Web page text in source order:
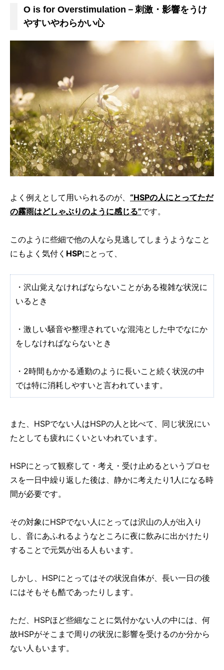
O is for Overstimulation－刺激・影響をうけ
やすいやわらかい心
よく例えとして用いられるのが、 “HSPの人にとってただ
の霧雨はどしゃぶりのように感じる”です。
このように些細で他の人なら見逃してしまうようなこと
にもよく気付く HSPにとって、
・沢山覚えなければならないことがある複雑な状況に
いるとき
・激しい騒音や整理されていな混沌とした中でなにか
をしなければならないとき
・2時間もかかる通勤のように長いこと続く状況の中
では特に消耗しやすいと言われています。
また、HSPでない人はHSPの人と比べて、同じ状況にい
たとしても疲れにくいといわれています。
HSPにとって観察して・考え・受け止めるというプロセ
スを一日中繰り返した後は、静かに考えたり1人になる時
間が必要です。
その対象にHSPでない人にとっては沢山の人が出入り
し、音にあふれるようなところに夜に飲みに出かけたり
することで元気が出る人もいます。
しかし、HSPにとってはその状況自体が、長い一日の後
にはそもそも酷であったりします。
ただ、HSPほど些細なことに気付かない人の中には、何
故HSPがそこまで周りの状況に影響を受けるのか分から
ない人もいます。